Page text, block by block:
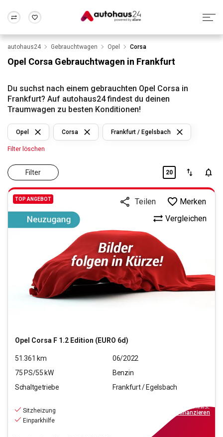
Wir bewerten dein Auto
Alle Fragen & Antworten
Rund um die Inzahlungnahme
Frankfurt Wuppertal
autohaus24 Gebrauchtwagen Opel Corsa
Opel Corsa Gebrauchtwagen in Frankfurt
Du suchst nach einem gebrauchten Opel Corsa in
Frankfurt? Auf autohaus24 findest du deinen
Traumwagen zu besten Konditionen!
Filter
Opel Corsa Frankfurt / Egelsbach
Filter löschen
20
TOP ANGEBOT
Opel Corsa F 1.2 Edition (EURO 6d)
Vergleichen
Teilen Merken
51.361 km
06/2022
75 PS/55 kW
Benzin
Schaltgetriebe
Frankfurt / Egelsbach
Sitzheizung
Einparkhilfe
inkl.MwSt.
finanzieren